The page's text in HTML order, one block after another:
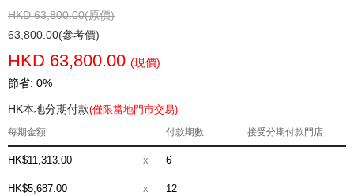
HKD 63,800.00(原價)
63,800.00(參考價)
HKD 63,800.00 (現價)
節省: 0%
HK本地分期付款(僅限當地門市交易)
每期金額 付款期數 接受分期付款門店
HK$11,313.00 x 6
HK$5,687.00 x 12